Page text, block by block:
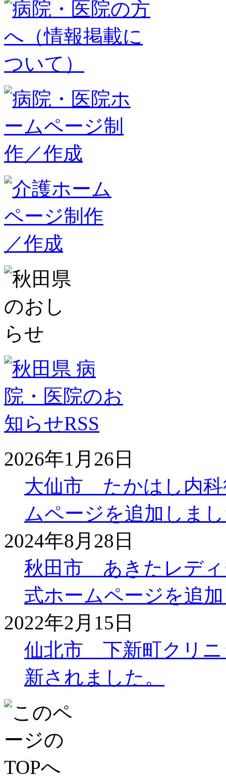
2026年1月26日
大仙市 たかはし内科
ムページを追加しま
2024年8月28日
秋田市 あきたレディ
式ホームページを追
2022年2月15日
仙北市 下新町クリニ
新されました。